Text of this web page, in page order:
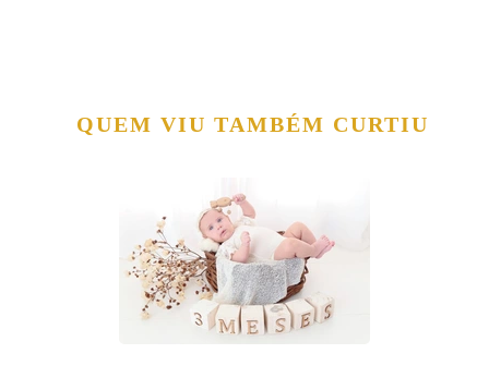
QUEM VIU TAMBÉM CURTIU